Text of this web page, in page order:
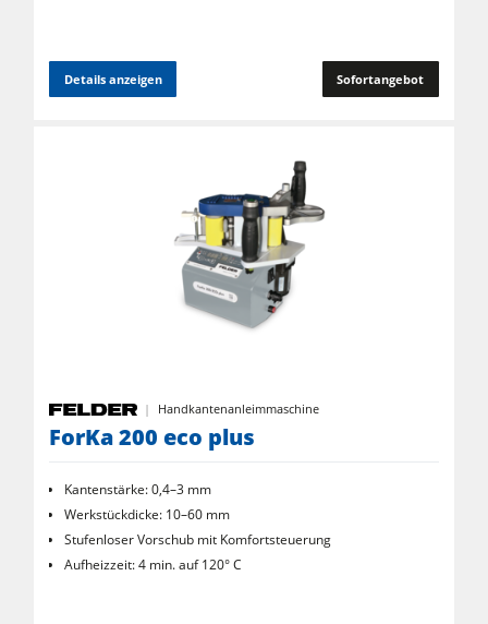
Details anzeigen Sofortangebot
Handkantenanleimmaschine
ForKa 200 eco plus
Kantenstärke: 0,4–3 mm
Werkstückdicke: 10–60 mm
Stufenloser Vorschub mit Komfortsteuerung
Aufheizzeit: 4 min. auf 120° C